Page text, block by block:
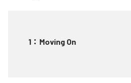
1 ： Moving On